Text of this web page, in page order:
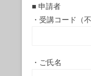
■ 申請者
・受講コード（
・ご氏名